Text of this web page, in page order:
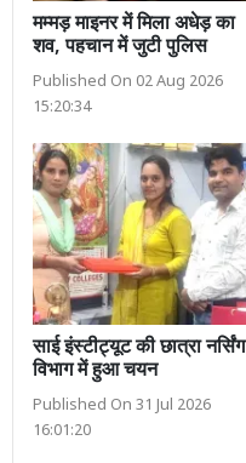
मम्मड़ माइनर में मिला अधेड़ का
शव, पहचान में जुटी पुलिस
Published On 02 Aug 2026
15:20:34
साई इंस्टीट्यूट की छात्रा नर्सिंग
विभाग में हुआ चयन
Published On 31 Jul 2026
16:01:20